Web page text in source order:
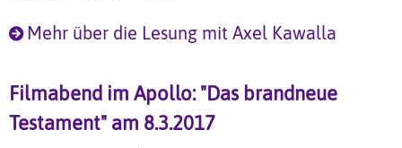
Mehr über die Lesung mit Axel Kawalla
Filmabend im Apollo: "Das brandneue
Testament" am 8.3.2017